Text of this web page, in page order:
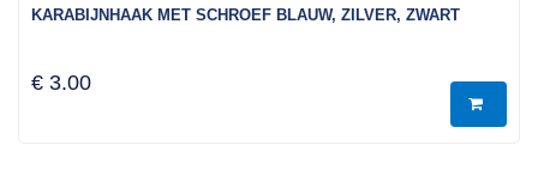
KARABIJNHAAK MET SCHROEF BLAUW, ZILVER, ZWART
€ 3.00